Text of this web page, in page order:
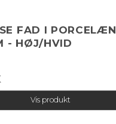
FAD I PORCELÆN
- HØJ/HVID
Vis produkt